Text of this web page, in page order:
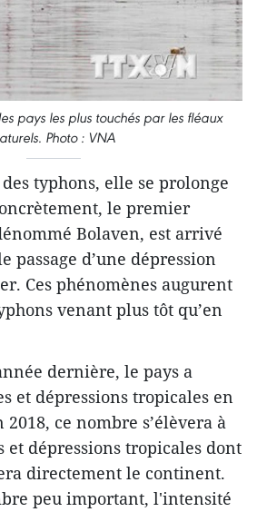
pays les plus touchés par les fléaux
Photo : VNA
typhons, elle se prolonge
le premier
Bolaven, est arrivé
passage d’une dépression
Ces phénomènes augurent
venant plus tôt qu’en
dernière, le pays a
et dépressions tropicales en
ce nombre s’élèvera à
et dépressions tropicales dont
directement le continent.
peu important, l'intensité